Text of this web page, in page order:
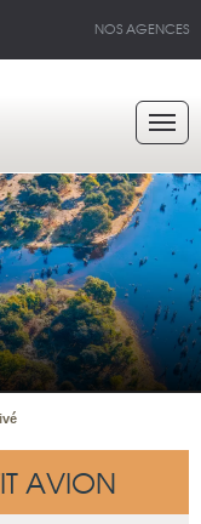
NOS AGENCES
AVION